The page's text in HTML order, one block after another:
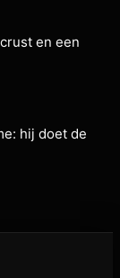
en een
hij doet de